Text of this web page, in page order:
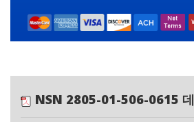
NSN 2805-01-506-0615